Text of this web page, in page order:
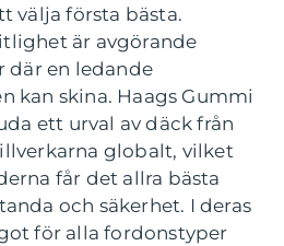
välja första bästa.
är avgörande
där en ledande
kan skina. Haags Gummi
ett urval av däck från
globalt, vilket
får det allra bästa
och säkerhet. I deras
för alla fordonstyper